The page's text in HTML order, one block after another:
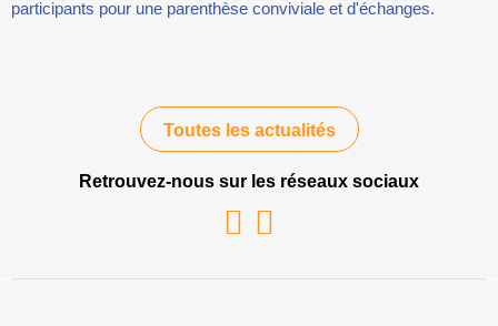
participants pour une parenthèse conviviale et d'échanges.
Toutes les actualités
Retrouvez-nous sur les réseaux sociaux